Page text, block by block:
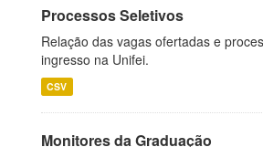
Processos Seletivos
Relação das vagas ofertadas e
ingresso na Unifei.
CSV
Monitores da Graduação